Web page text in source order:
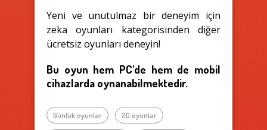
Yeni ve unutulmaz bir deneyim için
zeka oyunları kategorisinden diğer
ücretsiz oyunları deneyin!
Bu oyun hem PC'de hem de mobil
cihazlarda oynanabilmektedir.
Günlük oyunlar 2D oyunlar